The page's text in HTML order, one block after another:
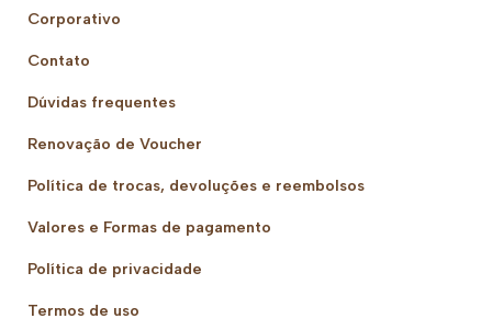
Corporativo
Contato
Dúvidas frequentes
Renovação de Voucher
Política de trocas, devoluções e reembolsos
Valores e Formas de pagamento
Política de privacidade
Termos de uso